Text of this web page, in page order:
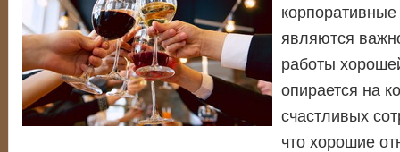
корпоративные
являются
работы
опирается на
счастливых
что хорошие